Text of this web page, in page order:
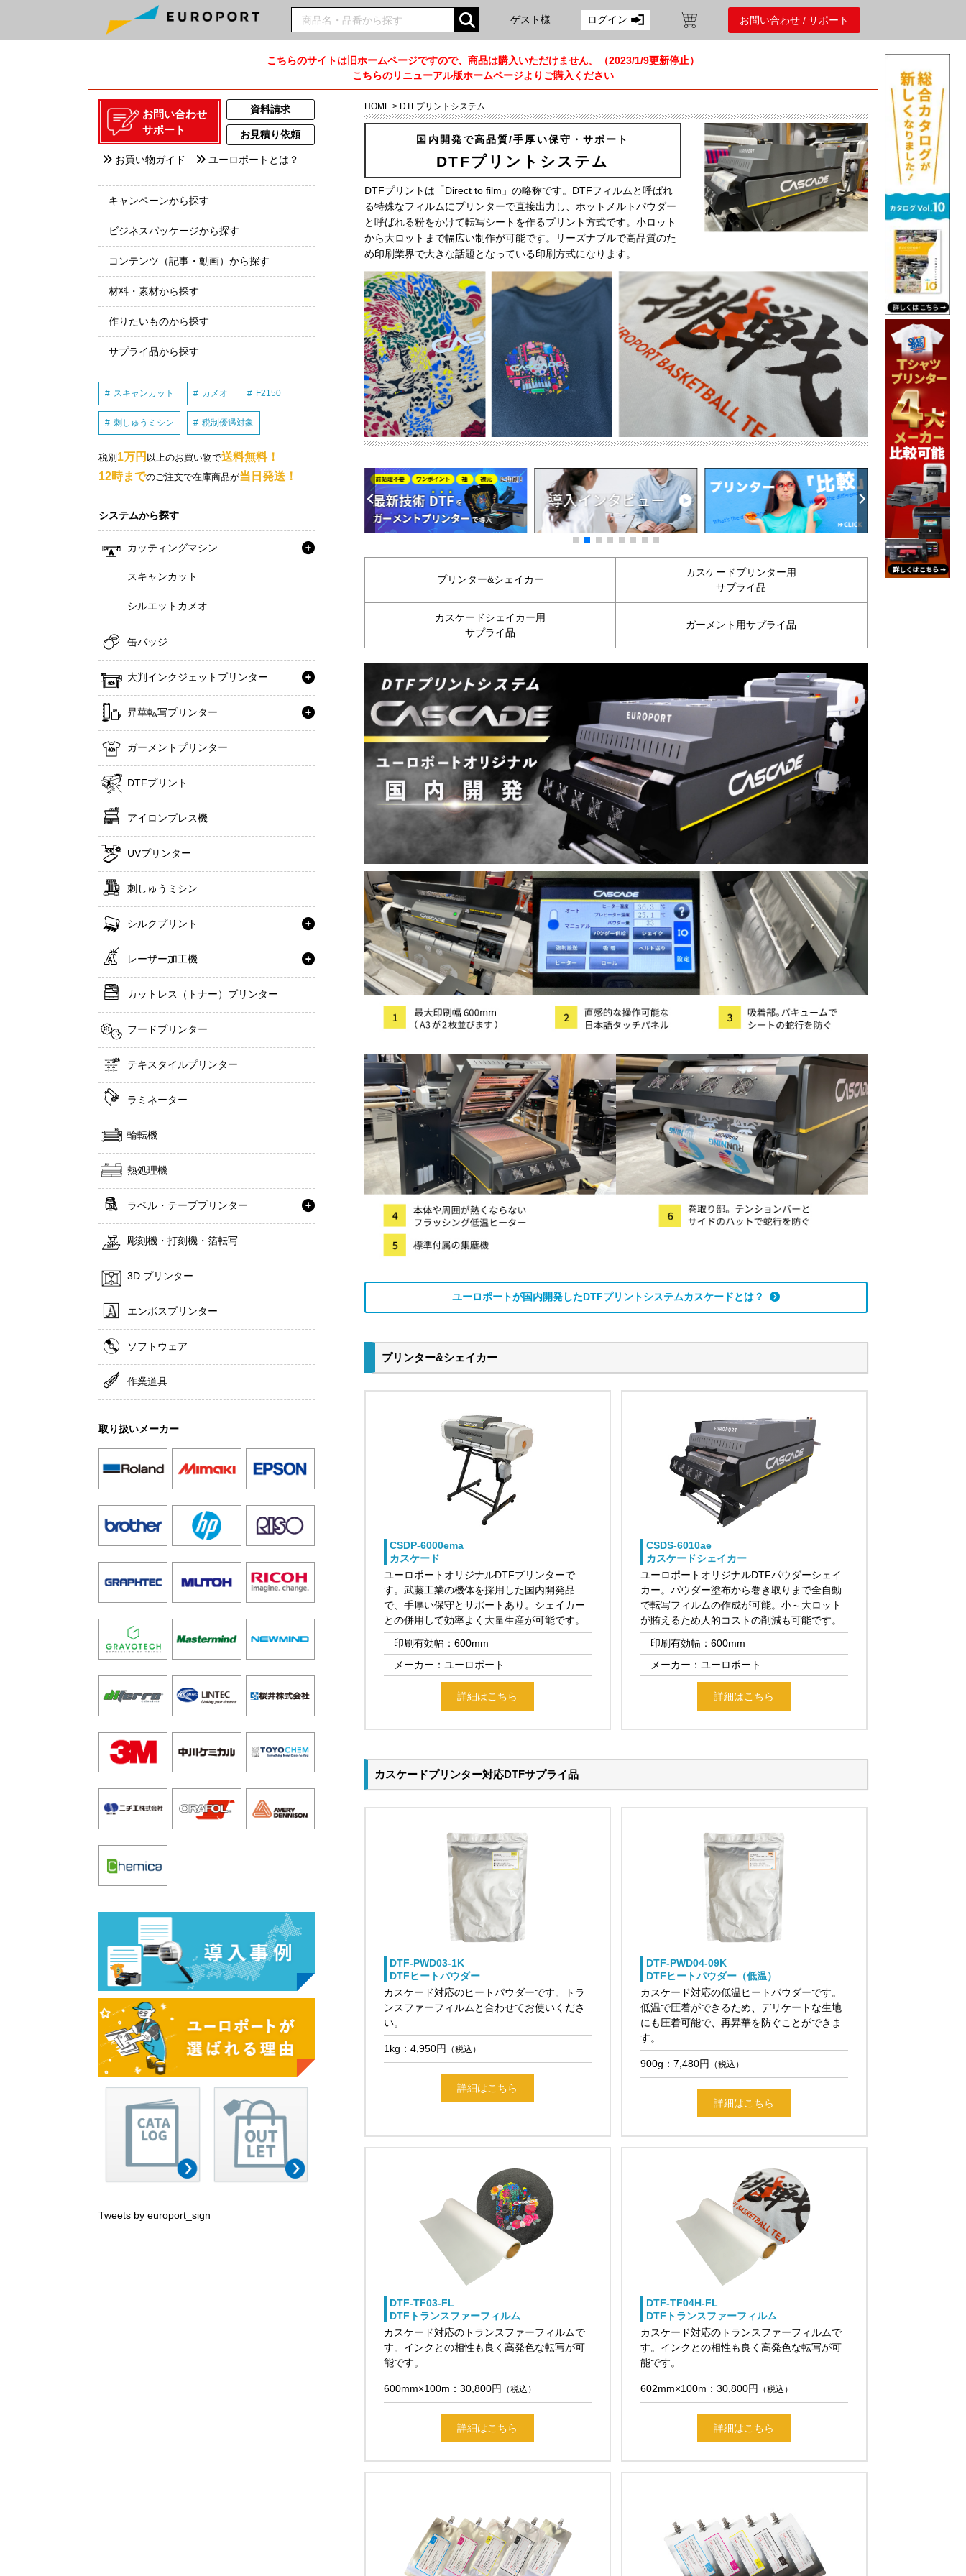
ゲスト様 ログイン お問い合わせ / サポート
こちらのサイトは旧ホームページですので、商品は購入いただけません。（2023/1/9更新停止）
こちらのリニューアル版ホームページよりご購入ください
お問い合わせ
サポート
資料請求
お見積り依頼
お買い物ガイド ユーロポートとは？
キャンペーンから探す
ビジネスパッケージから探す
コンテンツ（記事・動画）から探す
材料・素材から探す
作りたいものから探す
サプライ品から探す
スキャンカット カメオ F2150
刺しゅうミシン 税制優遇対象
税別 1万円 以上のお買い物で送料無料！
12時までのご注文で在庫商品が当日発送！
システムから探す
カッティングマシン
スキャンカット
シルエットカメオ
缶バッジ
大判インクジェットプリンター
昇華転写プリンター
ガーメントプリンター
DTFプリント
アイロンプレス機
UVプリンター
刺しゅうミシン
シルクプリント
レーザー加工機
カットレス（トナー）プリンター
フードプリンター
テキスタイルプリンター
ラミネーター
輪転機
熱処理機
ラベル・テーププリンター
彫刻機・打刻機・箔転写
3D プリンター
エンボスプリンター
ソフトウェア
作業道具
取り扱いメーカー
Tweets by europort_sign
HOME > DTFプリントシステム
国内開発で高品質/手厚い保守・サポート
DTFプリントシステム
DTFプリントは「Direct to film」の略称です。DTFフィルムと呼ばれ
る特殊なフィルムにプリンターで直接出力し、ホットメルトパウダー
と呼ばれる粉をかけて転写シートを作るプリント方式です。⼩ロット
から⼤ロットまで幅広い制作が可能です。リーズナブルで高品質のた
め印刷業界で大きな話題となっている印刷方式になります。
プリンター&シェイカー
カスケードプリンター用
サプライ品
カスケードシェイカー用
サプライ品
ガーメント用サプライ品
ユーロポートが国内開発したDTFプリントシステムカスケードとは？
プリンター&シェイカー
CSDP-6000ema
カスケード
ユーロポートオリジナルDTFプリンターで
す。武藤工業の機体を採用した国内開発品
で、手厚い保守とサポートあり。シェイカー
との併用して効率よく大量生産が可能です。
印刷有効幅：600mm
メーカー：ユーロポート
詳細はこちら
CSDS-6010ae
カスケードシェイカー
ユーロポートオリジナルDTFパウダーシェイ
カー。パウダー塗布から巻き取りまで全自動
で転写フィルムの作成が可能。小～大ロット
が賄えるため人的コストの削減も可能です。
印刷有効幅：600mm
メーカー：ユーロポート
詳細はこちら
カスケードプリンター対応DTFサプライ品
DTF-PWD03-1K
DTFヒートパウダー
カスケード対応のヒートパウダーです。トラ
ンスファーフィルムと合わせてお使いくださ
い。
1kg：4,950円 （税込）
詳細はこちら
DTF-PWD04-09K
DTFヒートパウダー（低温）
カスケード対応の低温ヒートパウダーです。
低温で圧着ができるため、デリケートな生地
にも圧着可能で、再昇華を防ぐことができま
す。
900g：7,480円 （税込）
詳細はこちら
DTF-TF03-FL
DTFトランスファーフィルム
カスケード対応のトランスファーフィルムで
す。インクとの相性も良く高発色な転写が可
能です。
600mm×100m：30,800円 （税込）
詳細はこちら
DTF-TF04H-FL
DTFトランスファーフィルム
カスケード対応のトランスファーフィルムで
す。インクとの相性も良く高発色な転写が可
能です。
602mm×100m：30,800円 （税込）
詳細はこちら